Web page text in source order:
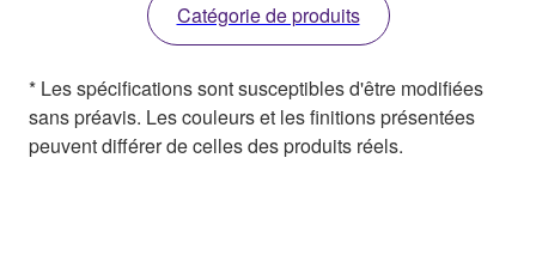
Catégorie de produits
* Les spécifications sont susceptibles d'être modifiées
sans préavis. Les couleurs et les finitions présentées
peuvent différer de celles des produits réels.